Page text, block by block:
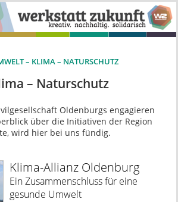
– KLIMA – NATURSCHUTZ
– Naturschutz
Oldenburgs engagieren
über die Initiativen der Region
wird hier bei uns fündig.
Klima-Allianz Oldenburg
Ein Zusammenschluss für eine
gesunde Umwelt